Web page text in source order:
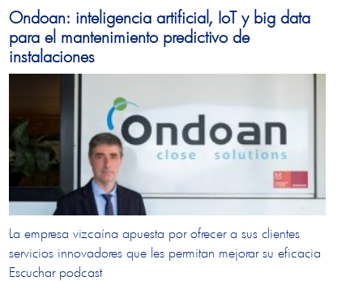
Ondoan: inteligencia artificial, IoT y big data
para el mantenimiento predictivo de
instalaciones
La empresa vizcaína apuesta por ofrecer a sus clientes
servicios innovadores que les permitan mejorar su eficacia
Escuchar podcast